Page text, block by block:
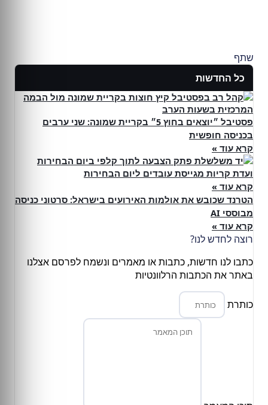
שתף
כל החדשות
פסטיבל ״יוצאים בחוץ 5״ בקריית שמונה: שני ערבים
בכניסה חופשית
קרא עוד »
ועדת קריות מגייסת עובדים ליום הבחירות
קרא עוד »
הטרנד שכובש את אולמות האירועים בישראל: סרטוני כניסה
מבוססי AI
קרא עוד »
רוצה לחדש לנו?
כתבו לנו חדשות, כתבות או מאמרים ונשמח לפרסם אצלנו
באתר את הכתבות הרלוונטיות
כותרת